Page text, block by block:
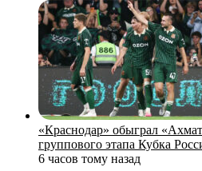
«Краснодар» обыграл
группового этапа Кубка
6 часов тому назад